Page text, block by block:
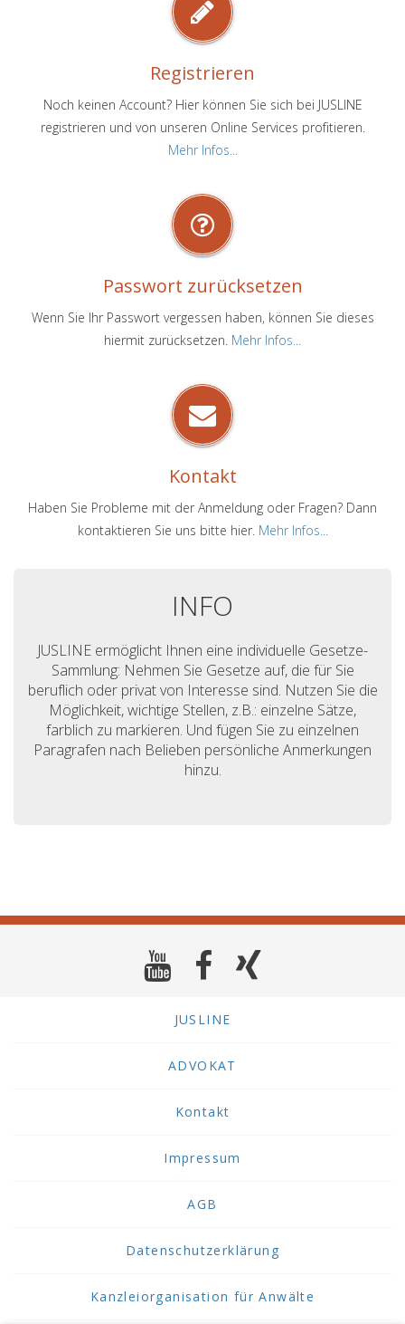
Registrieren
Noch keinen Account? Hier können Sie sich bei JUSLINE
registrieren und von unseren Online Services profitieren.
Mehr Infos...
Passwort zurücksetzen
Wenn Sie Ihr Passwort vergessen haben, können Sie dieses
hiermit zurücksetzen. Mehr Infos...
Kontakt
Haben Sie Probleme mit der Anmeldung oder Fragen? Dann
kontaktieren Sie uns bitte hier. Mehr Infos...
INFO
JUSLINE ermöglicht Ihnen eine individuelle Gesetze-
Sammlung: Nehmen Sie Gesetze auf, die für Sie
beruflich oder privat von Interesse sind. Nutzen Sie die
Möglichkeit, wichtige Stellen, z.B.: einzelne Sätze,
farblich zu markieren. Und fügen Sie zu einzelnen
Paragrafen nach Belieben persönliche Anmerkungen
hinzu.
JUSLINE
ADVOKAT
Kontakt
Impressum
AGB
Datenschutzerklärung
Kanzleiorganisation für Anwälte